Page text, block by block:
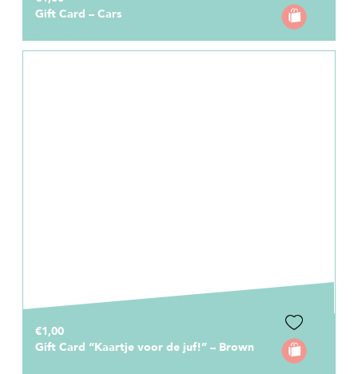
Gift Card – Cars
€1,00
Gift Card “Kaartje voor de juf!” – Brown